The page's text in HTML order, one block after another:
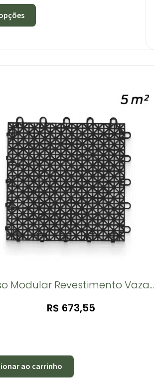
Modular Revestimento Vaza...
R$ 673,55
ao carrinho